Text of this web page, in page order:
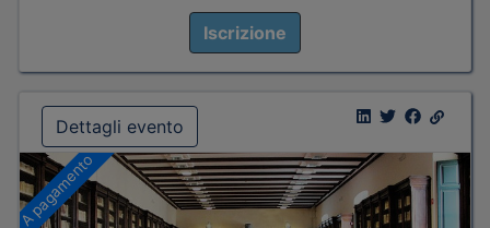
Iscrizione
Dettagli evento
A pagamento